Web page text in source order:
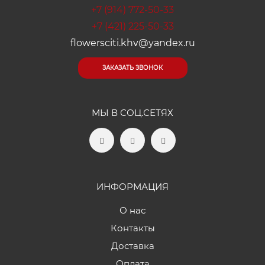
+7 (914) 772-50-33
+7 (421) 225-50-33
flowersciti.khv@yandex.ru
ЗАКАЗАТЬ ЗВОНОК
МЫ В СОЦ.СЕТЯХ
ИНФОРМАЦИЯ
О нас
Контакты
Доставка